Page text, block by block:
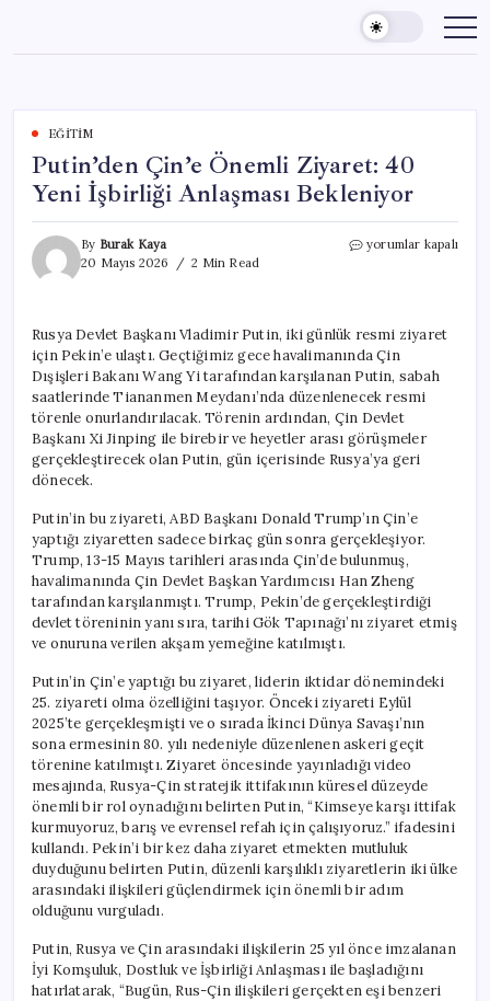
content
EĞITIM
Putin’den Çin’e Önemli Ziyaret: 40
Yeni İşbirliği Anlaşması Bekleniyor
By Burak Kaya
20 Mayıs 2026
2 Min Read
Putin’den
Yeni
İşbirliği
Anlaşması
Bekleniyor
için
yorumlar kapalı
Rusya Devlet Başkanı Vladimir Putin, iki günlük resmi ziyaret
için Pekin’e ulaştı. Geçtiğimiz gece havalimanında Çin
Dışişleri Bakanı Wang Yi tarafından karşılanan Putin, sabah
saatlerinde Tiananmen Meydanı’nda düzenlenecek resmi
törenle onurlandırılacak. Törenin ardından, Çin Devlet
Başkanı Xi Jinping ile birebir ve heyetler arası görüşmeler
gerçekleştirecek olan Putin, gün içerisinde Rusya’ya geri
dönecek.
Putin’in bu ziyareti, ABD Başkanı Donald Trump’ın Çin’e
yaptığı ziyaretten sadece birkaç gün sonra gerçekleşiyor.
Trump, 13-15 Mayıs tarihleri arasında Çin’de bulunmuş,
havalimanında Çin Devlet Başkan Yardımcısı Han Zheng
tarafından karşılanmıştı. Trump, Pekin’de gerçekleştirdiği
devlet töreninin yanı sıra, tarihi Gök Tapınağı’nı ziyaret etmiş
ve onuruna verilen akşam yemeğine katılmıştı.
Putin’in Çin’e yaptığı bu ziyaret, liderin iktidar dönemindeki
25. ziyareti olma özelliğini taşıyor. Önceki ziyareti Eylül
2025’te gerçekleşmişti ve o sırada İkinci Dünya Savaşı’nın
sona ermesinin 80. yılı nedeniyle düzenlenen askeri geçit
törenine katılmıştı. Ziyaret öncesinde yayınladığı video
mesajında, Rusya-Çin stratejik ittifakının küresel düzeyde
önemli bir rol oynadığını belirten Putin, “Kimseye karşı ittifak
kurmuyoruz, barış ve evrensel refah için çalışıyoruz.” ifadesini
kullandı. Pekin’i bir kez daha ziyaret etmekten mutluluk
duyduğunu belirten Putin, düzenli karşılıklı ziyaretlerin iki ülke
arasındaki ilişkileri güçlendirmek için önemli bir adım
olduğunu vurguladı.
Putin, Rusya ve Çin arasındaki ilişkilerin 25 yıl önce imzalanan
İyi Komşuluk, Dostluk ve İşbirliği Anlaşması ile başladığını
hatırlatarak, “Bugün, Rus-Çin ilişkileri gerçekten eşi benzeri